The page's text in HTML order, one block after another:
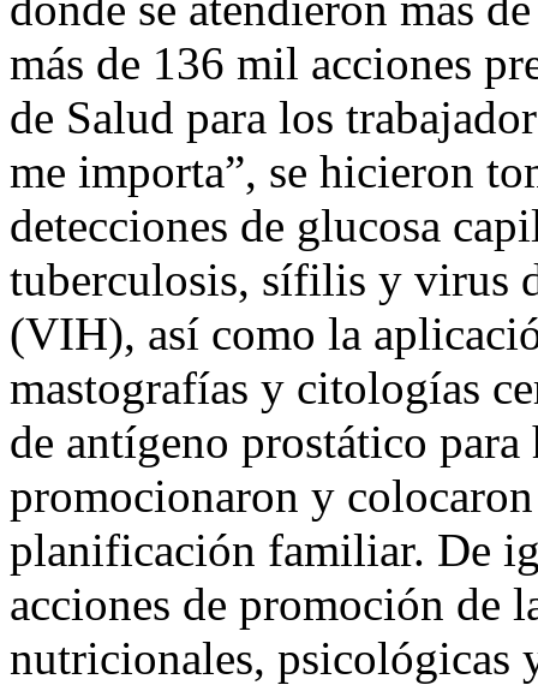
más de 136 mil acciones
de Salud para los
me importa”, se hicieron
detecciones de glucosa
tuberculosis, sífilis y virus
(VIH), así como la
mastografías y citologías
de antígeno prostático para
promocionaron y
planificación familiar. De
acciones de promoción de
nutricionales, psicológicas